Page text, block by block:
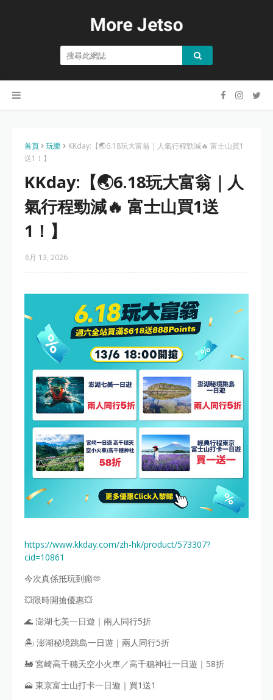
首頁 玩樂
KKday:【🌏6.18玩大富翁｜人氣行程勁減🔥 富士山買1
送1！】
KKday:【🌏6.18玩大富翁｜人
氣行程勁減🔥 富士山買1送
1！】
6月 13, 2026
https://www.kkday.com/zh-hk/product/573307?
cid=10861
今次真係抵玩到癲🫶
💥限時開搶優惠💥
🌊 澎湖七美一日遊｜兩人同行5折
🏝️ 澎湖秘境跳島一日遊｜兩人同行5折
🚂 宮崎高千穗天空小火車／高千穗神社一日遊｜58折
🗻 東京富士山打卡一日遊｜買1送1